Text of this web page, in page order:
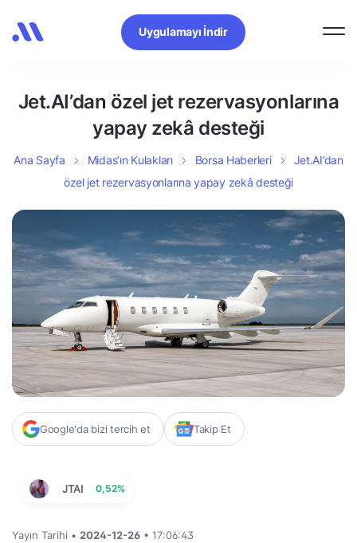
Uygulamayı İndir
Jet.AI’dan özel jet rezervasyonlarına
yapay zekâ desteği
Ana Sayfa Midas’ın Kulakları Borsa Haberleri
Jet.AI’dan
özel jet rezervasyonlarına yapay zekâ desteği
Google'da bizi tercih et Takip Et
JTAI 0,52%
Yayın Tarihi • 2024-12-26 • 17:06:43